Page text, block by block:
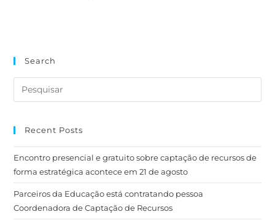
Search
Recent Posts
Encontro presencial e gratuito sobre captação de recursos de
forma estratégica acontece em 21 de agosto
Parceiros da Educação está contratando pessoa
Coordenadora de Captação de Recursos